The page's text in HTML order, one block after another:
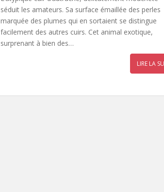
séduit les amateurs. Sa surface émaillée des perles
marquée des plumes qui en sortaient se distingue
facilement des autres cuirs. Cet animal exotique,
surprenant à bien des…
LIRE LA